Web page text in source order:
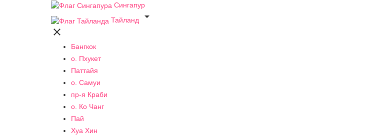
Сингапур
Тайланд


Бангкок
о. Пхукет
Паттайя
о. Самуи
пр-я Краби
о. Ко Чанг
Пай
Хуа Хин